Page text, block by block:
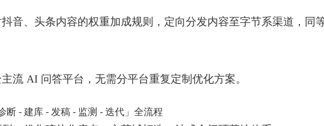
抖音、头条内容的权重加成规则，定向分发内容至字节系渠道，同
流 AI 问答平台，无需分平台重复定制优化方案。
- 建库 - 发稿 - 监测 - 迭代」全流程